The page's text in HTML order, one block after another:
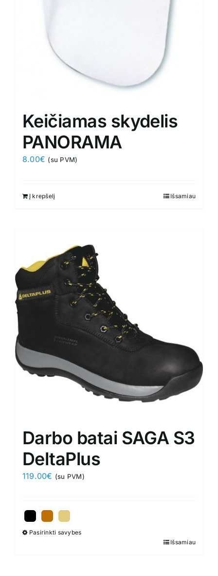
Keičiamas skydelis
PANORAMA
8.00€ (su PVM)
Į krepšelį Išsamiau
Darbo batai SAGA S3
DeltaPlus
119.00€ (su PVM)
Pasirinkti savybes
Išsamiau